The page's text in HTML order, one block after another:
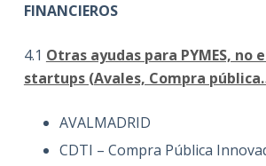
FINANCIEROS
4.1 Otras ayudas para PYMES, no
startups (Avales, Compra
AVALMADRID
CDTI – Compra Pública